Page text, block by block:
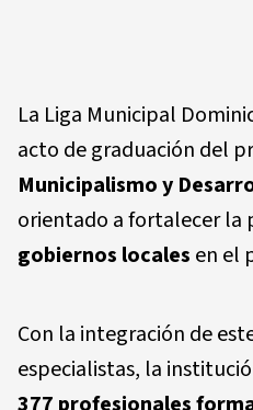
La Liga Municipal
acto de graduación del
Municipalismo y
orientado a fortalecer la
gobiernos locales en el
Con la integración de
especialistas, la